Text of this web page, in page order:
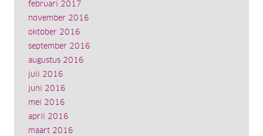
februari 2017
november 2016
oktober 2016
september 2016
augustus 2016
juli 2016
juni 2016
mei 2016
april 2016
maart 2016